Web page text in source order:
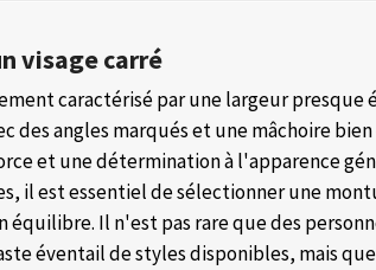
visage carré
caractérisé par une largeur presque
des angles marqués et une mâchoire
et une détermination à l'apparence
il est essentiel de sélectionner une
équilibre. Il n'est pas rare que des
éventail de styles disponibles, mais